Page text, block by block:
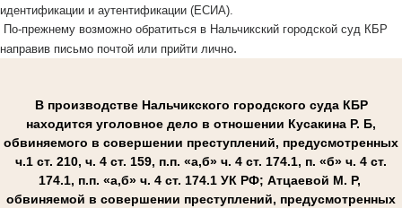
идентификации и аутентификации (ЕСИА).
По-прежнему возможно обратиться в Нальчикский городской суд КБР
направив письмо почтой или прийти лично.
В производстве Нальчикского городского суда КБР
находится уголовное дело в отношении Кусакина Р. Б,
обвиняемого в совершении преступлений, предусмотренных
ч.1 ст. 210, ч. 4 ст. 159, п.п. «а,б» ч. 4 ст. 174.1, п. «б» ч. 4 ст.
174.1, п.п. «а,б» ч. 4 ст. 174.1 УК РФ; Атцаевой М. Р,
обвиняемой в совершении преступлений, предусмотренных